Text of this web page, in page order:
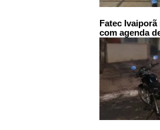
Fatec Ivaiporã
com agenda